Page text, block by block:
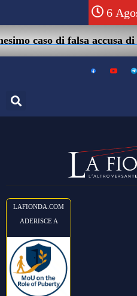
6
caso di falsa accusa di
LAFIONDA.COM
ADERISCE A